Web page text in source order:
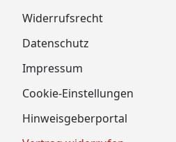
Widerrufsrecht
Datenschutz
Impressum
Cookie-Einstellungen
Hinweisgeberportal